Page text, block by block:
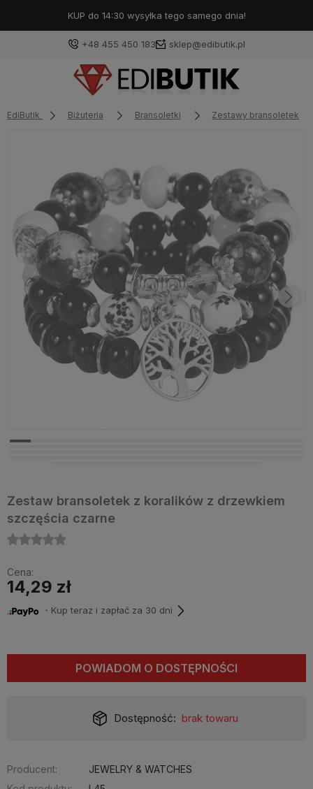
KUP do 14:30 wysyłka tego samego dnia!
+48 455 450 183 sklep@edibutik.pl
EdiButik Biżuteria Bransoletki Zestawy bransoletek
Zestaw bransoletek z koralików z drzewkiem
szczęścia czarne
Cena:
14,29 zł
・Kup teraz i zapłać za 30 dni
POWIADOM O DOSTĘPNOŚCI
Dostępność: brak towaru
Producent:
JEWELRY & WATCHES